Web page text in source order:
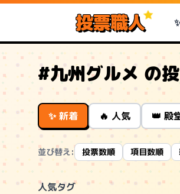
投票職人
#九州グルメ の
✨ 新着 🔥 人気 👑 殿
並び替え: 投票数順 項目数順
人気タグ